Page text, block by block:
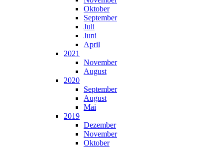
Oktober
September
Juli
Juni
April
2021
November
August
2020
September
August
Mai
2019
Dezember
November
Oktober